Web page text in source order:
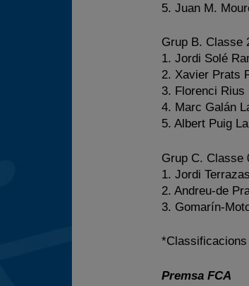
5. Juan M.
Grup B. Classe
1. Jordi Solé
2. Xavier Prats
3. Florenci Rius
4. Marc Galán
5. Albert Puig
Grup C. Classe
1. Jordi
2. Andreu-de
3. Gomarín-
Premsa FCA